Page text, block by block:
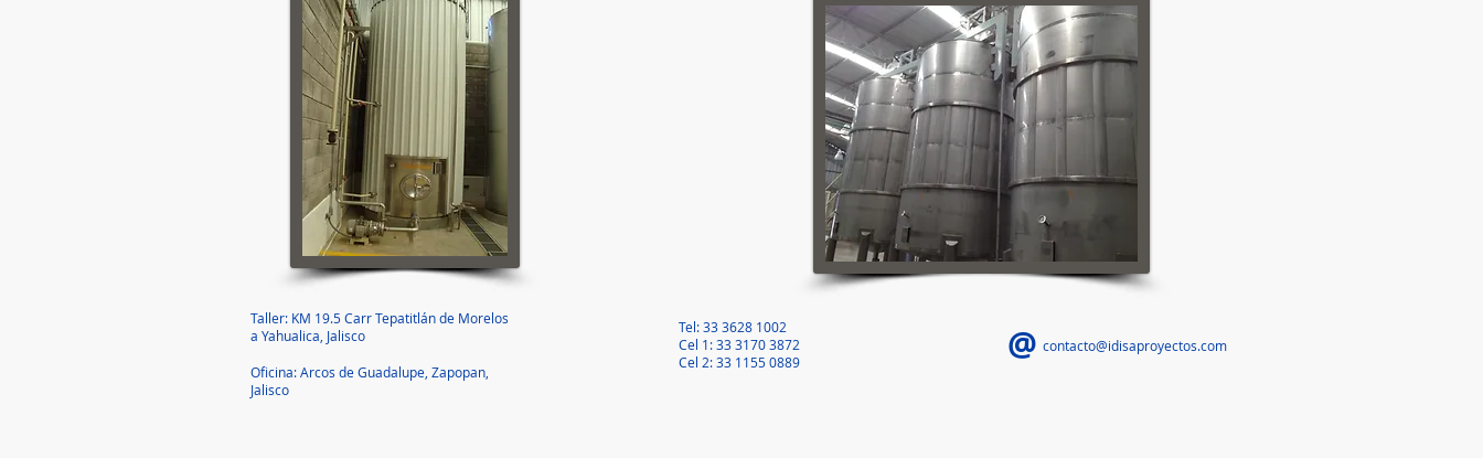
Taller: KM 19.5 Carr Tepatitlán de Morelos
a Yahualica, Jalisco
Oficina: Arcos de Guadalupe, Zapopan,
Jalisco
Tel: 33 3628 1002
Cel 1: 33 3170 3872
Cel 2: 33 1155 0889
@ contacto@idisaproyectos.com